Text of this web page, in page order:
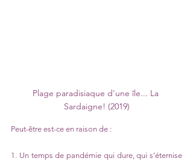
Plage paradisiaque d'une île... La
Sardaigne! (2019)
Peut-être est-ce en raison de :
1. Un temps de pandémie qui dure, qui s’éternise